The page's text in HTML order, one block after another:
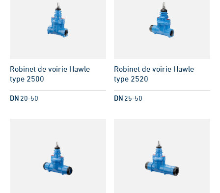
Robinet de voirie Hawle
type 2500
DN 20-50
Robinet de voirie Hawle
type 2520
DN 25-50